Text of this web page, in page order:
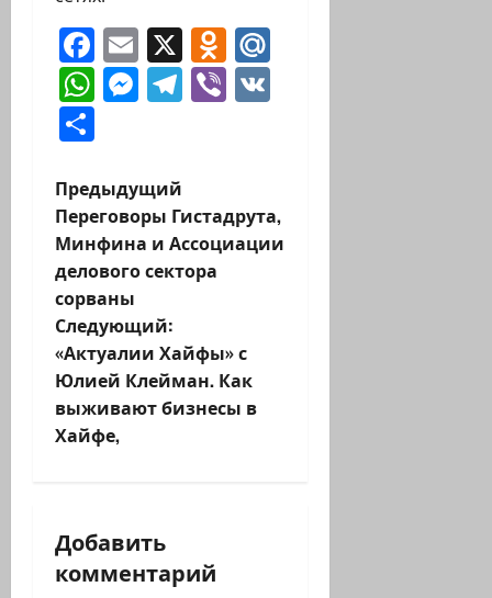
Facebook
Email
X Odnoklassniki
WhatsApp
Messenger
Telegram
Viber
Н
а
в
и
г
а
я
Предыдущий
Переговоры Гистадрута,
Минфина и Ассоциации
делового сектора
сорваны
Следующий:
«Актуалии Хайфы» с
Юлией Клейман. Как
выживают бизнесы в
Хайфе,
Добавить
комментарий